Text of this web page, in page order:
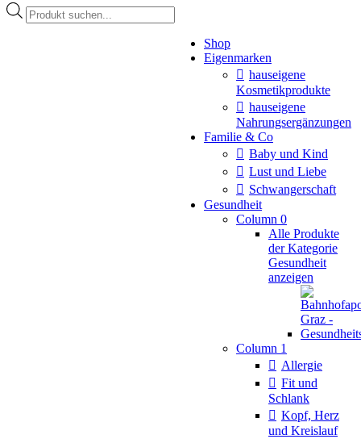
Products
search
Shop
Eigenmarken
hauseigene
Kosmetikprodukte
hauseigene
Nahrungsergänzungen
Familie & Co
Baby und Kind
Lust und Liebe
Schwangerschaft
Gesundheit
Column 0
Alle Produkte
der Kategorie
Gesundheit
anzeigen
Column 1
Allergie
Fit und
Schlank
Kopf, Herz
und Kreislauf